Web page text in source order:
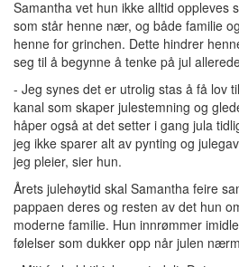
Samantha vet hun ikke alltid oppleves
som står henne nær, og både familie
henne for grinchen. Dette hindrer
seg til å begynne å tenke på jul
- Jeg synes det er utrolig stas å få lov
kanal som skaper julestemning og
håper også at det setter i gang jula
jeg ikke sparer alt av pynting og
jeg pleier, sier hun.
Årets julehøytid skal Samantha feire
pappaen deres og resten av det hun
moderne familie. Hun innrømmer
følelser som dukker opp når julen